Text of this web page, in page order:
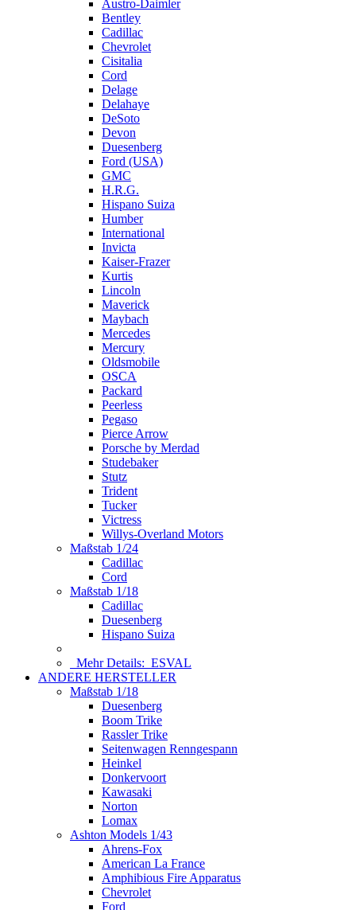
Austro-Daimler
Bentley
Cadillac
Chevrolet
Cisitalia
Cord
Delage
Delahaye
DeSoto
Devon
Duesenberg
Ford (USA)
GMC
H.R.G.
Hispano Suiza
Humber
International
Invicta
Kaiser-Frazer
Kurtis
Lincoln
Maverick
Maybach
Mercedes
Mercury
Oldsmobile
OSCA
Packard
Peerless
Pegaso
Pierce Arrow
Porsche by Merdad
Studebaker
Stutz
Trident
Tucker
Victress
Willys-Overland Motors
Maßstab 1/24
Cadillac
Cord
Maßstab 1/18
Cadillac
Duesenberg
Hispano Suiza
Mehr Details: ESVAL
ANDERE HERSTELLER
Maßstab 1/18
Duesenberg
Boom Trike
Rassler Trike
Seitenwagen Renngespann
Heinkel
Donkervoort
Kawasaki
Norton
Lomax
Ashton Models 1/43
Ahrens-Fox
American La France
Amphibious Fire Apparatus
Chevrolet
Ford